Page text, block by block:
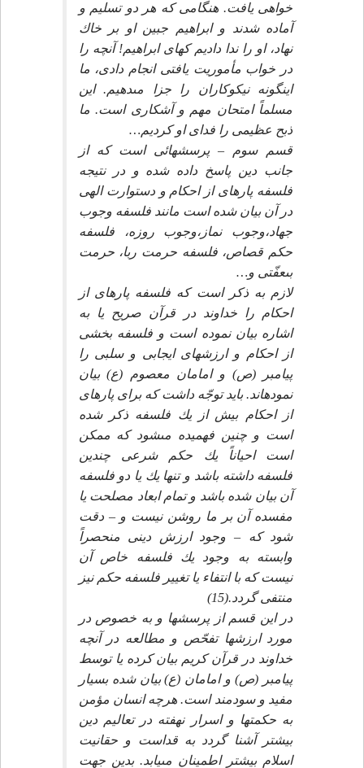
خواهى يافت. هنگامى كه هر دو تسليم و
آماده شدند و ابراهيم جبين او بر خاك
نهاد، او را ندا داديم كه‏اى ابراهيم! آنچه را
در خواب مأموريت يافتى انجام دادى، ما
اينگونه نيكوكاران را جزا مى‏دهيم. اين
مسلماً امتحان مهم و آشكارى است. ما
ذبح عظيمى را فداى او كرديم…
قسم سوم – پرسشهائى است كه از
جانب دين پاسخ داده شده و در نتيجه
فلسفه پاره‏اى از احكام و دستوارت الهى
در آن بيان شده است مانند فلسفه وجوب
جهاد،وجوب نماز،وجوب روزه، فلسفه
حكم قصاص، فلسفه حرمت ربا، حرمت
بى‏عفّتى و…
لازم به ذكر است كه فلسفه پاره‏اى از
احكام را خداوند در قرآن صريح يا به
اشاره بيان نموده است و فلسفه بخشى
از احكام و ارزشهاى ايجابى و سلبى را
پيامبر (ص) و امامان معصوم (ع) بيان
نموده‏اند. بايد توجّه داشت كه براى پاره‏اى
از احكام بيش از يك فلسفه ذكر شده
است و چنين فهميده مى‏شود كه ممكن
است احياناً يك حكم شرعى چندين
فلسفه داشته باشد و تنها يك يا دو فلسفه
آن بيان شده باشد و تمام ابعاد مصلحت يا
مفسده آن بر ما روشن نيست و – دقت
شود كه – وجود ارزش دينى منحصراً
وابسته به وجود يك فلسفه خاص آن
نيست كه با انتفاء يا تغيير فلسفه حكم نيز
منتفى گردد.(15)
در اين قسم از پرسشها و به خصوص در
مورد ارزشها تفحّص و مطالعه در آنچه
خداوند در قرآن كريم بيان كرده يا توسط
پيامبر (ص) و امامان (ع) بيان شده بسيار
مفيد و سودمند است. هرچه انسان مؤمن
به حكمتها و اسرار نهفته در تعاليم دين
بيشتر آشنا گردد به قداست و حقانيت
اسلام بيشتر اطمينان مى‏يابد. بدين جهت